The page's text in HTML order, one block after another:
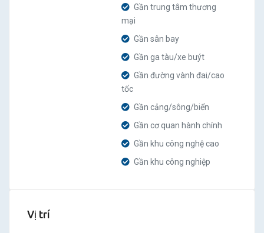
Gần trung tâm thương
mại
Gần sân bay
Gần ga tàu/xe buýt
Gần đường vành đai/cao
tốc
Gần cảng/sông/biển
Gần cơ quan hành chính
Gần khu công nghệ cao
Gần khu công nghiệp
Vị trí